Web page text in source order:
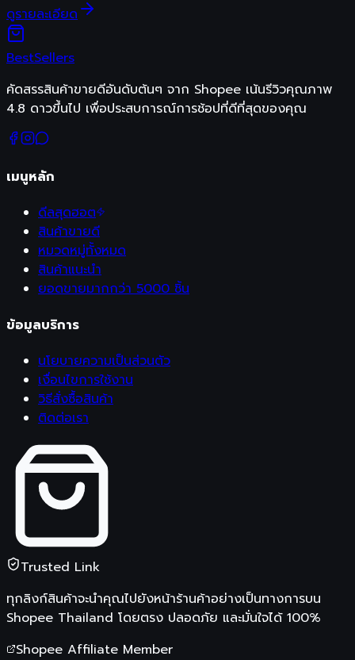
ดูรายละเอียด
BestSellers
คัดสรรสินค้าขายดีอันดับต้นๆ จาก Shopee เน้นรีวิวคุณภาพ
4.8 ดาวขึ้นไป เพื่อประสบการณ์การช้อปที่ดีที่สุดของคุณ
เมนูหลัก
ดีลสุดฮอต
สินค้าขายดี
หมวดหมู่ทั้งหมด
สินค้าแนะนำ
ยอดขายมากกว่า 5000 ชิ้น
ข้อมูลบริการ
นโยบายความเป็นส่วนตัว
เงื่อนไขการใช้งาน
วิธีสั่งซื้อสินค้า
ติดต่อเรา
Trusted Link
ทุกลิงก์สินค้าจะนำคุณไปยังหน้าร้านค้าอย่างเป็นทางการบน
Shopee Thailand โดยตรง ปลอดภัย และมั่นใจได้ 100%
Shopee Affiliate Member